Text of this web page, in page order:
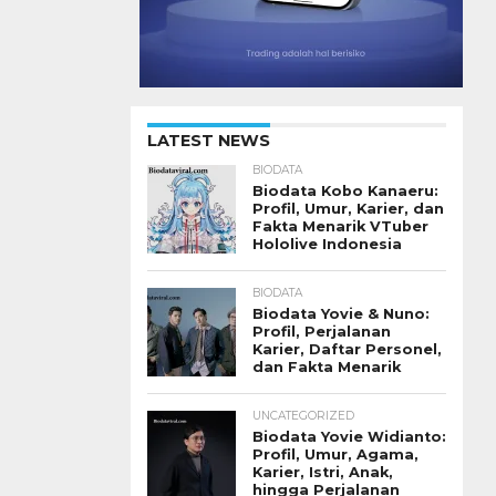
LATEST NEWS
BIODATA
Biodata Kobo Kanaeru:
Profil, Umur, Karier, dan
Fakta Menarik VTuber
Hololive Indonesia
BIODATA
Biodata Yovie & Nuno:
Profil, Perjalanan
Karier, Daftar Personel,
dan Fakta Menarik
UNCATEGORIZED
Biodata Yovie Widianto:
Profil, Umur, Agama,
Karier, Istri, Anak,
hingga Perjalanan